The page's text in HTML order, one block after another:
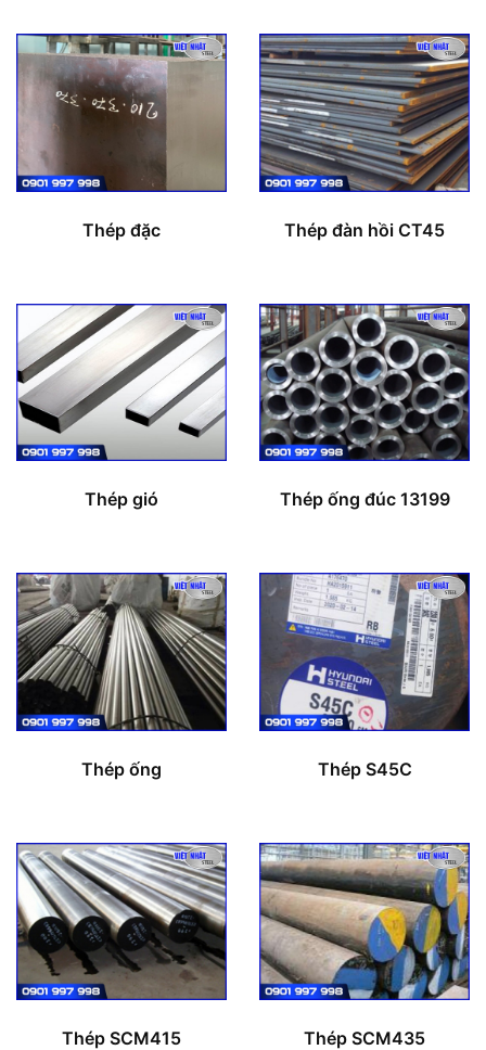
Thép đặc Thép đàn hồi CT45
Thép gió Thép ống đúc 13199
Thép ống Thép S45C
Thép SCM415 Thép SCM435